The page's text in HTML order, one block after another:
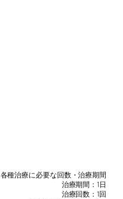
各種治療に必要な回数・治療期間
治療期間：1日
治療回数：1回